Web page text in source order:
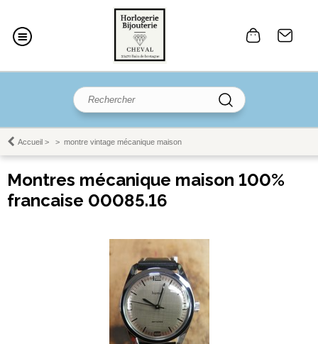
Accueil > > montre vintage mécanique maison
Montres mécanique maison 100%
francaise 00085.16